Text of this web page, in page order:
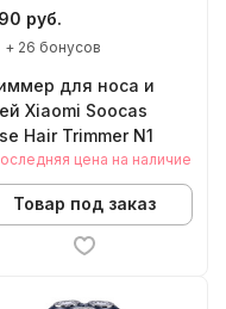
руб.
+ 26 бонусов
для носа и
Xiaomi Soocas
Hair Trimmer N1
цена на наличие
Товар под заказ